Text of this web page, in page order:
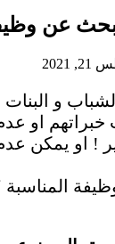
عن
2021
الشباب و
او
! او يمكن
المناسبة